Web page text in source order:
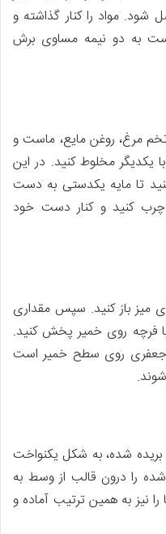
مواد را کنار گذاشته و
به دو نیمه مساوی برش
تخم مرغ، روغن مایع، ماست و
یکدیگر مخلوط کنید. در این
تا مایه یکدستی به دست
کنید و کنار دست خود
میز باز کنید. سپس مقداری
فرچه روی خمیر پخش کنید.
و جعفری روی سطح خمیر است
شده، به شکل یکنواخت
را درون قالب از وسط به
نیز به همین ترتیب آماده و